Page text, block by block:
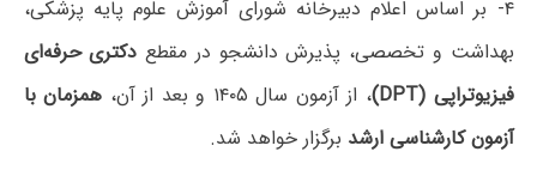
۴- بر اساس اعلام دبیرخانه شورای آموزش علوم پایه پزشکی،
بهداشت و تخصصی، پذیرش دانشجو در مقطع دکتری حرفه‌ای
فیزیوتراپی (DPT)
، از آزمون سال ۱۴۰۵ و بعد از آن،
همزمان با
آزمون کارشناسی ارشد برگزار خواهد شد.